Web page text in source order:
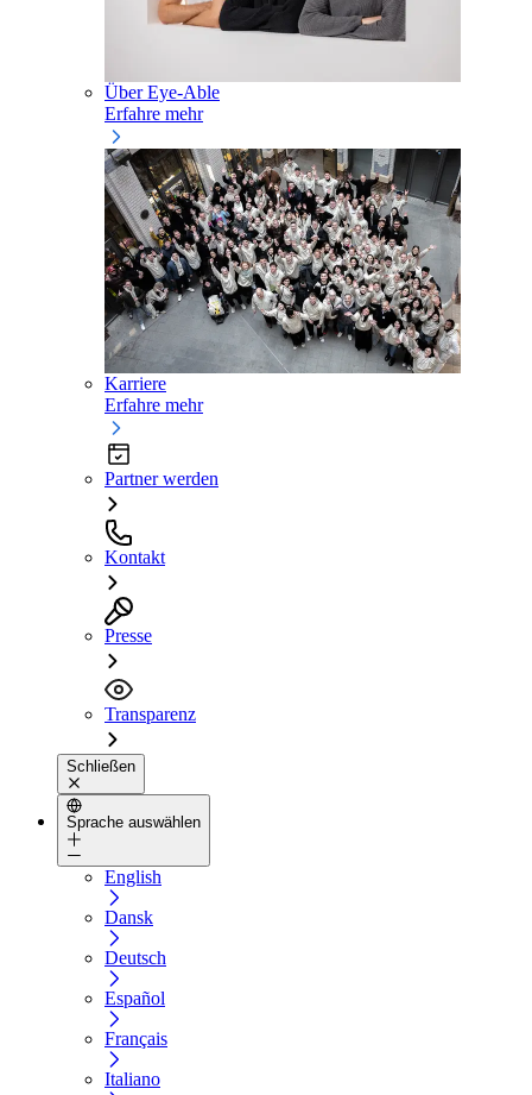
Über Eye-Able
Erfahre mehr
Karriere
Erfahre mehr
Partner werden
Kontakt
Presse
Transparenz
Schließen
Sprache auswählen
English
Dansk
Deutsch
Español
Français
Italiano